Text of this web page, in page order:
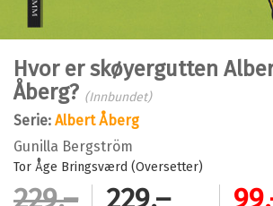
Hvor er skøyergutten
Åberg? (Innbundet)
Serie: Albert Åberg
Gunilla Bergström
Tor Åge Bringsværd (Oversetter)